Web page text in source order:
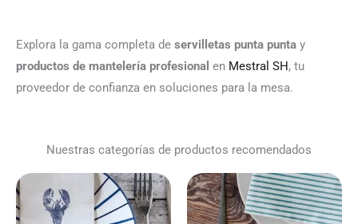
Explora la gama completa de servilletas punta punta y
productos de mantelería profesional en Mestral SH , tu
proveedor de confianza en soluciones para la mesa.
Nuestras categorías de productos recomendados